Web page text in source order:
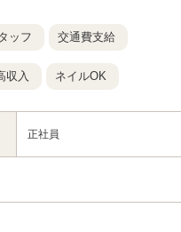
ッフ 交通費支給
収入 ネイルOK
正社員